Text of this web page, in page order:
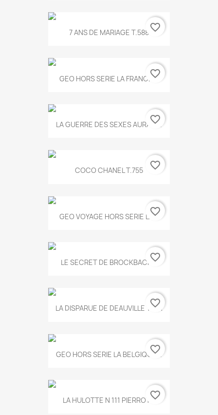
7 ANS DE MARIAGE T.588 favorite_border
GEO HORS SERIE LA FRANCE...
favorite_border
LA GUERRE DES SEXES AURA T...
favorite_border
COCO CHANEL T.755 favorite_border
GEO VOYAGE HORS SERIE LA...
favorite_border
LE SECRET DE BROCKBACK...
favorite_border
LA DISPARUE DE DEAUVILLE T.551
favorite_border
GEO HORS SERIE LA BELGIQUE...
favorite_border
LA HULOTTE N 111 PIERROT...favorite_border